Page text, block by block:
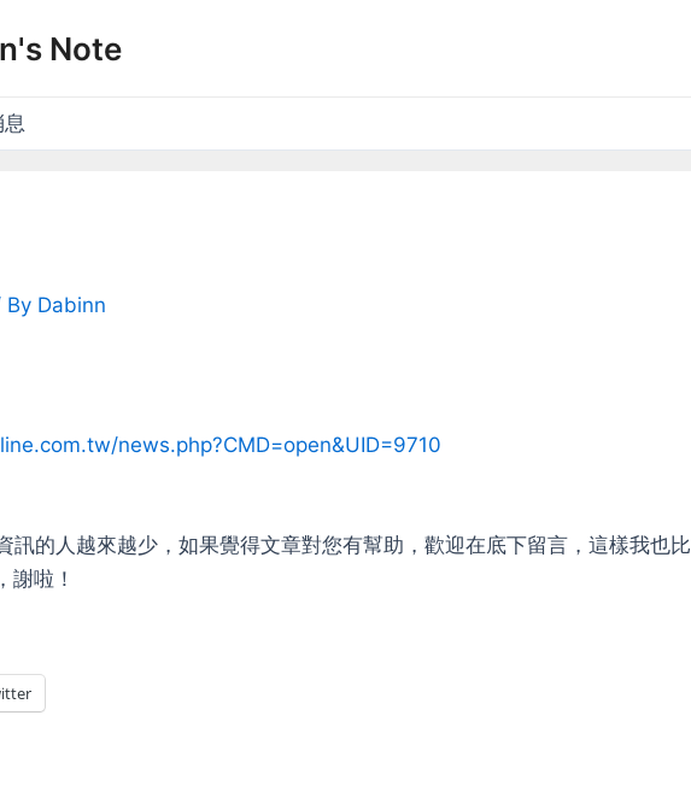
Note
息
By Dabinn
news.php?CMD=open&UID=9710
訊的人越來越少，如果覺得文章對您有幫助，歡迎在底下留言，這樣我也比
謝啦！